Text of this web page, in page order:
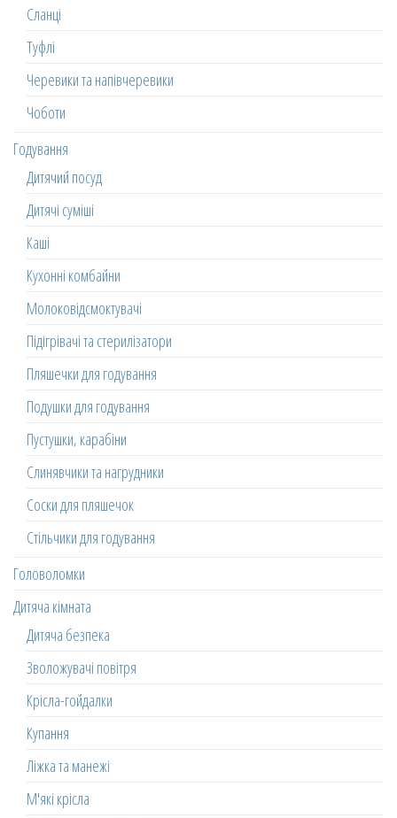
Сланці
Туфлі
Черевики та напівчеревики
Чоботи
Годування
Дитячий посуд
Дитячі суміші
Каші
Кухонні комбайни
Молоковідсмоктувачі
Підігрівачі та стерилізатори
Пляшечки для годування
Подушки для годування
Пустушки, карабіни
Слинявчики та нагрудники
Соски для пляшечок
Стільчики для годування
Головоломки
Дитяча кімната
Дитяча безпека
Зволожувачі повітря
Крісла-гойдалки
Купання
Ліжка та манежі
М'які крісла